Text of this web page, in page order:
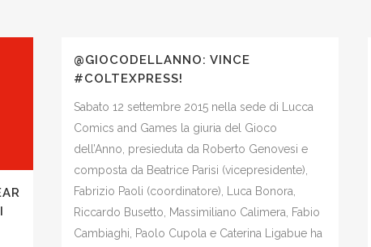
@GIOCODELLANNO: VINCE
#COLTEXPRESS!
Sabato 12 settembre 2015 nella sede di Lucca
Comics and Games la giuria del Gioco
dell’Anno, presieduta da Roberto Genovesi e
composta da Beatrice Parisi (vicepresidente),
Fabrizio Paoli (coordinatore), Luca Bonora,
Riccardo Busetto, Massimiliano Calimera, Fabio
Cambiaghi, Paolo Cupola e Caterina Ligabue ha